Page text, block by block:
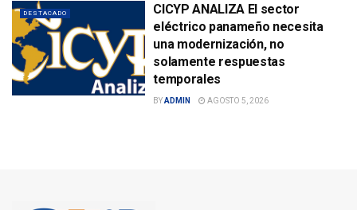
DESTACADO
CICYP ANALIZA El sector
eléctrico panameño necesita
una modernización, no
solamente respuestas
temporales
BYADMIN AGOSTO 5, 2026